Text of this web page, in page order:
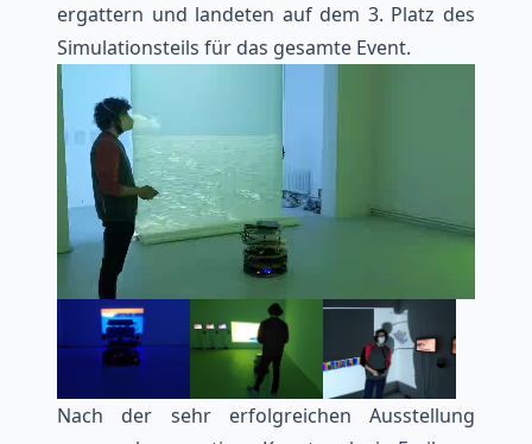
ergattern und landeten auf dem 3. Platz des
Simulationsteils für das gesamte Event.
Nach der sehr erfolgreichen Ausstellung